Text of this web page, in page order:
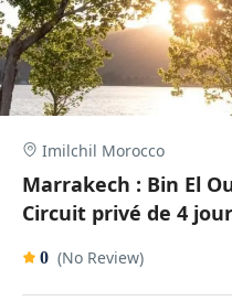
Imilchil Morocco
Marrakech : Bin El
Circuit privé de 4
0 (No Review)